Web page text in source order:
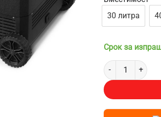
30 литра
Срок за
количество за